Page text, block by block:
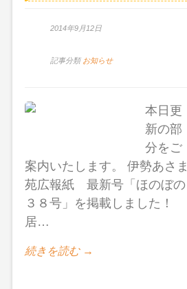
2014年9月12日
記事分類 お知らせ
本日更
新の部
分をご
案内いたします。 伊勢あさま
苑広報紙 最新号「ほのぼの
３８号」を掲載しました！
居…
続きを読む →